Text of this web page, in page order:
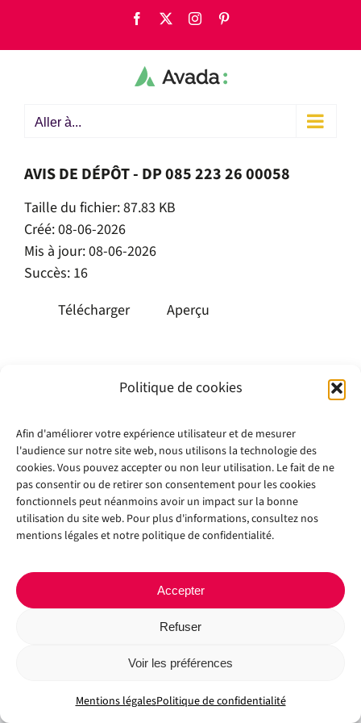
Politique de cookies
Afin d'améliorer votre expérience utilisateur et de mesurer
l'audience sur notre site web, nous utilisons la technologie des
cookies. Vous pouvez accepter ou non leur utilisation. Le fait de ne
pas consentir ou de retirer son consentement pour les cookies
fonctionnels peut néanmoins avoir un impact sur la bonne
utilisation du site web. Pour plus d'informations, consultez nos
mentions légales et notre politique de confidentialité.
Accepter
Refuser
Voir les préférences
Mentions légalesPolitique de confidentialité
contenu
Facebook Instagram
Aller à...
AVIS DE DÉPÔT - DP 085 223 26 00058
Taille du fichier: 87.83 KB
Créé: 08-06-2026
Mis à jour: 08-06-2026
Succès: 16
Télécharger
Aperçu
Copyright 2012 - 2024 |Avada Website BuilderbyAvada| All Rights
Reserved | Powered byWordPress